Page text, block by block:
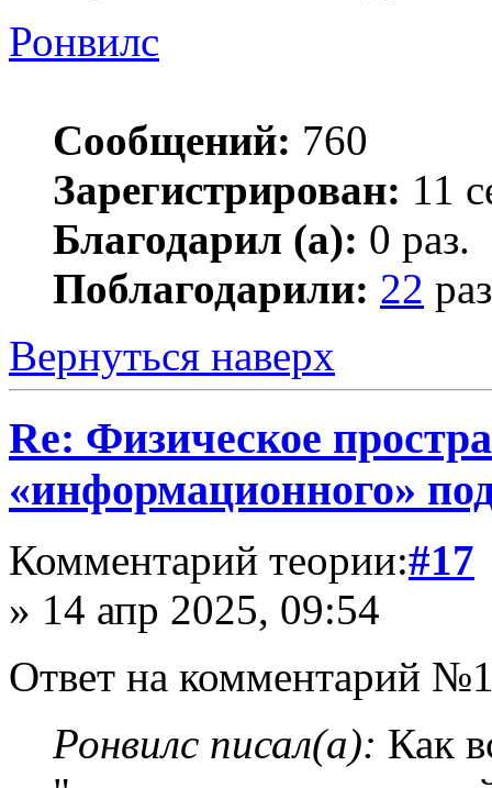
Ронвилс
Сообщений: 760
Зарегистрирован: 11
Благодарил (а): 0 раз.
Поблагодарили: 22
Вернуться наверх
Re: Физическое
«информационного»
Комментарий теории:#17
» 14 апр 2025, 09:54
Ответ на комментарий
Ронвилс писал(а): Как